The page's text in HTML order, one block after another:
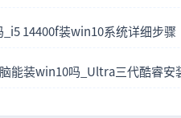
14400f装win10系统详细步骤
能装win10吗_Ultra三代酷睿安